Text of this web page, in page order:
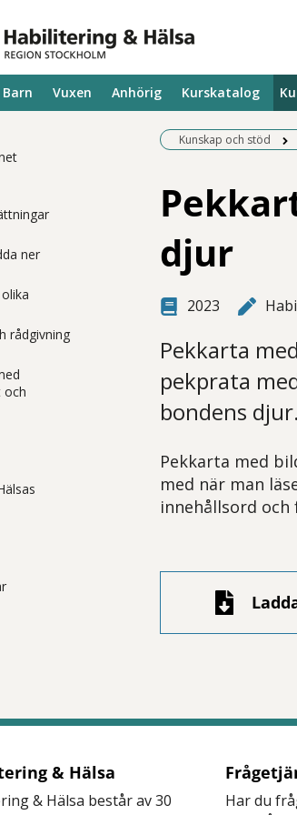
Barn Vuxen Anhörig Kurskatalog
ner
rådgivning
och
Kunskap och stöd
djur
2023
Pekkarta
pekprata
bondens djur.
Pekkarta med
med när man
innehållsord
& Hälsa
& Hälsa består av 30
Har du